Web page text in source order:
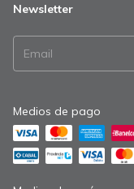
Newsletter
Medios de pago